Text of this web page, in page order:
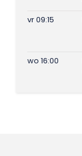
vr 09:15
wo 16:00